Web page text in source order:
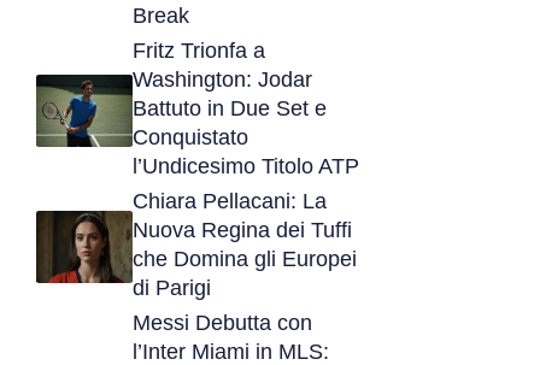
Break
Fritz Trionfa a
Washington: Jodar
Battuto in Due Set e
Conquistato
l’Undicesimo Titolo ATP
Chiara Pellacani: La
Nuova Regina dei Tuffi
che Domina gli Europei
di Parigi
Messi Debutta con
l’Inter Miami in MLS: